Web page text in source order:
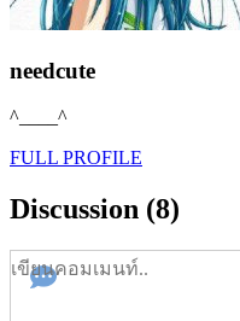
needcute
^____^
FULL PROFILE
Discussion (8)